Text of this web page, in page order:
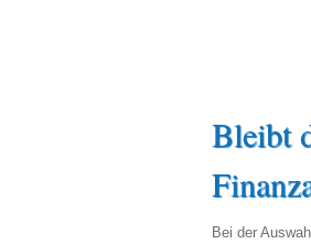
Bleibt
Bei der